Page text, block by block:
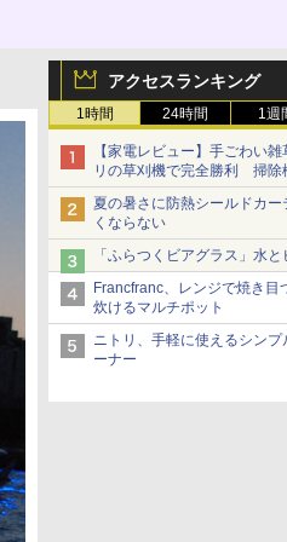
アクセスランキング
1時間 24時間 1週
【家電レビュー】手ごわい
リの草刈機で完全勝利 掃除
夏の暑さに防熱シールドカ
くならない
「ふらつくビアグラス」水
Francfranc、レンジで焼き目
炊けるマルチポット
ニトリ、手軽に使えるシンプ
ーナー